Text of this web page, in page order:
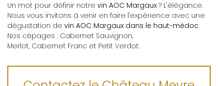
Un mot pour définir notre vin AOC Margaux ? L'élégance.
Nous vous invitons à venir en faire l'expérience avec une
dégustation de vin AOC Margaux dans le haut-médoc.
Nos cépages : Cabernet Sauvignon,
Merlot, Cabernet Franc et Petit Verdot.